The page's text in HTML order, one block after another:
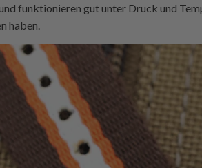
funktionieren gut unter Druck und
haben.